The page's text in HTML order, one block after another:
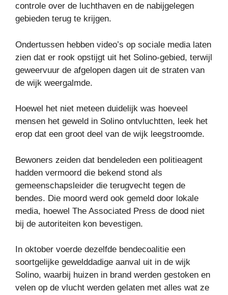
controle over de luchthaven en de nabijgelegen
gebieden terug te krijgen.
Ondertussen hebben video’s op sociale media laten
zien dat er rook opstijgt uit het Solino-gebied, terwijl
geweervuur ​​de afgelopen dagen uit de straten van
de wijk weergalmde.
Hoewel het niet meteen duidelijk was hoeveel
mensen het geweld in Solino ontvluchtten, leek het
erop dat een groot deel van de wijk leegstroomde.
Bewoners zeiden dat bendeleden een politieagent
hadden vermoord die bekend stond als
gemeenschapsleider die terugvecht tegen de
bendes. Die moord werd ook gemeld door lokale
media, hoewel The Associated Press de dood niet
bij de autoriteiten kon bevestigen.
In oktober voerde dezelfde bendecoalitie een
soortgelijke gewelddadige aanval uit in de wijk
Solino, waarbij huizen in brand werden gestoken en
velen op de vlucht werden gelaten met alles wat ze